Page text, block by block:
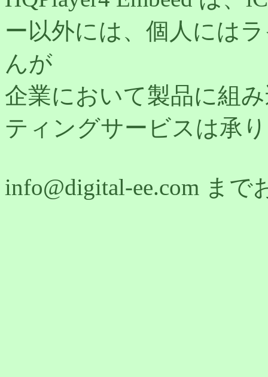
ー以外には、個人には
んが
企業において製品に組
ティングサービスは承
info@digital-ee.com ま